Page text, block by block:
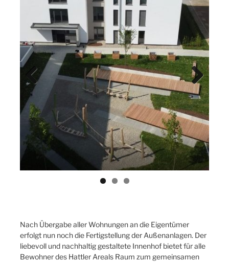
Previ
ous
Next
Nach Übergabe aller Wohnungen an die Eigentümer
erfolgt nun noch die Fertigstellung der Außenanlagen. Der
liebevoll und nachhaltig gestaltete Innenhof bietet für alle
Bewohner des Hattler Areals Raum zum gemeinsamen